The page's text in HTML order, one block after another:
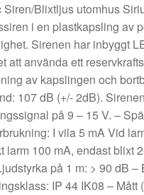
Siren/Blixtljus utomhus
i en plastkapsling av
Sirenen har inbyggt
att använda ett
av kapslingen och
107 dB (+/- 2dB).
på 9 – 15 V. –
I vila 5 mA Vid
larm 100 mA, endast blixt
på 1 m: > 90 dB
IP 44 IK08 – Mått